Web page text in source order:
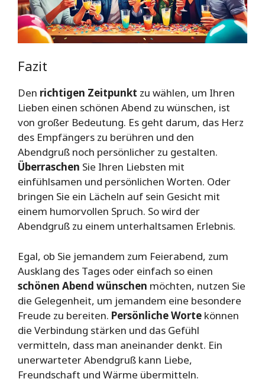
Fazit
Den richtigen Zeitpunkt zu wählen, um Ihren
Lieben einen schönen Abend zu wünschen, ist
von großer Bedeutung. Es geht darum, das Herz
des Empfängers zu berühren und den
Abendgruß noch persönlicher zu gestalten.
Überraschen Sie Ihren Liebsten mit
einfühlsamen und persönlichen Worten. Oder
bringen Sie ein Lächeln auf sein Gesicht mit
einem humorvollen Spruch. So wird der
Abendgruß zu einem unterhaltsamen Erlebnis.
Egal, ob Sie jemandem zum Feierabend, zum
Ausklang des Tages oder einfach so einen
schönen Abend wünschen möchten, nutzen Sie
die Gelegenheit, um jemandem eine besondere
Freude zu bereiten. Persönliche Worte können
die Verbindung stärken und das Gefühl
vermitteln, dass man aneinander denkt. Ein
unerwarteter Abendgruß kann Liebe,
Freundschaft und Wärme übermitteln.